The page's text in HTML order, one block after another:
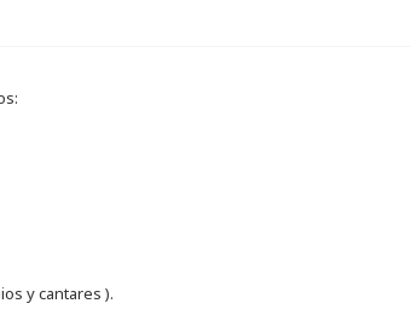
y cantares ).